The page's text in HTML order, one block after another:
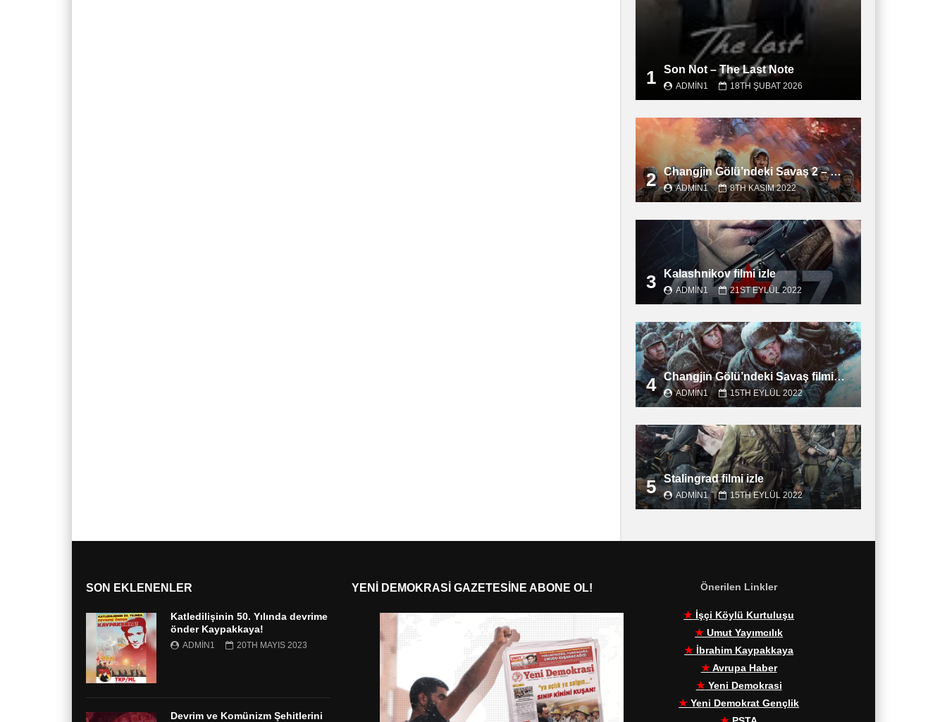
1 Son Not – The Last Note
ADMIN1 18TH ŞUBAT 2026
2 Changjin Gölü’ndeki Savaş 2 – Water Gate Bridge filmini izle
ADMIN1 8TH KASIM 2022
3 Kalashnikov filmi izle
ADMIN1 21ST EYLÜL 2022
4 Changjin Gölü’ndeki Savaş filmini izle
ADMIN1 15TH EYLÜL 2022
5 Stalingrad filmi izle
ADMIN1 15TH EYLÜL 2022
SON EKLENENLER
Katledilişinin 50. Yılında devrime
önder Kaypakkaya!
ADMIN1 20TH MAYIS 2023
Devrim ve Komünizm Şehitlerini
YENI DEMOKRASI GAZETESINE ABONE OL! Önerilen Linkler
★ İşçi Köylü Kurtuluşu
★ Umut Yayımcılık
★ İbrahim Kaypakkaya
★Avrupa Haber
★Yeni Demokrasi
★ Yeni Demokrat Gençlik